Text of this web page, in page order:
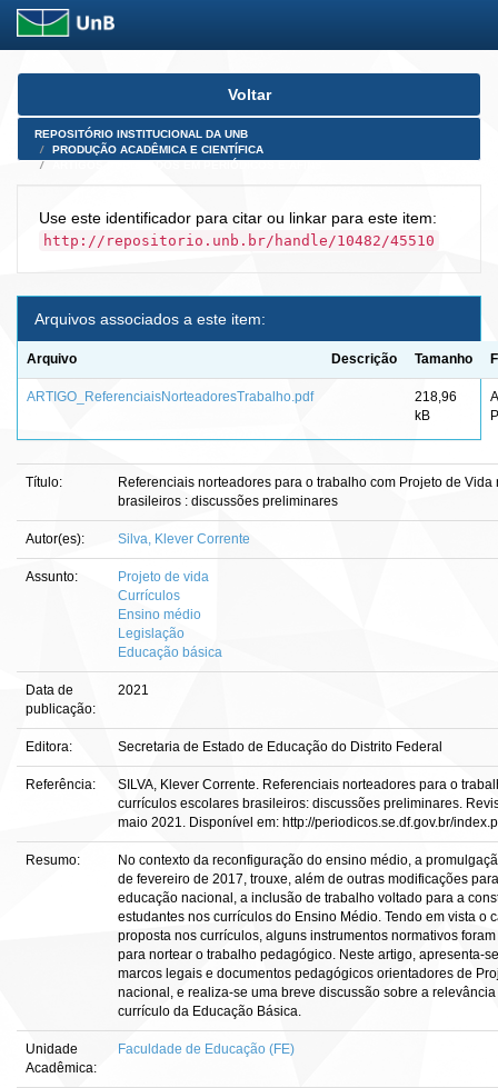
Skip
Voltar
REPOSITÓRIO INSTITUCIONAL DA UNB
PRODUÇÃO ACADÊMICA E CIENTÍFICA
Use este identificador para citar ou linkar para este item:
http://repositorio.unb.br/handle/10482/45510
Arquivos associados a este item:
Arquivo Descrição Tamanho
ARTIGO_ReferenciaisNorteadoresTrabalho.pdf
218,96
kB
Título:
Referenciais norteadores para o trabalho com Projeto de
brasileiros : discussões preliminares
Autor(es): Silva, Klever Corrente
Assunto:
Projeto de vida
Currículos
Ensino médio
Legislação
Educação básica
Data de
publicação:
2021
Editora: Secretaria de Estado de Educação do Distrito Federal
Referência:
SILVA, Klever Corrente. Referenciais norteadores para o
currículos escolares brasileiros: discussões preliminares.
maio 2021. Disponível em: http://periodicos.se.df.gov.br/
Resumo:
No contexto da reconfiguração do ensino médio, a
de fevereiro de 2017, trouxe, além de outras modificações
educação nacional, a inclusão de trabalho voltado para a
estudantes nos currículos do Ensino Médio. Tendo em vista o
proposta nos currículos, alguns instrumentos normativos
para nortear o trabalho pedagógico. Neste artigo, apresenta-
marcos legais e documentos pedagógicos orientadores de
nacional, e realiza-se uma breve discussão sobre a
currículo da Educação Básica.
Unidade
Acadêmica:
Faculdade de Educação (FE)